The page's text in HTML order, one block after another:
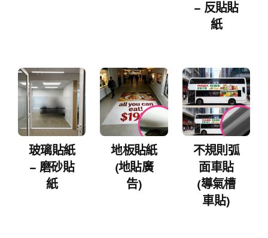
– 反貼貼
紙
玻璃貼紙
– 磨砂貼
紙
地板貼紙
(地貼廣
告)
不規則弧
面車貼
(導氣槽
車貼)